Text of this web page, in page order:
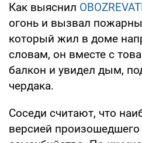
Как выяснил
огонь и вызвал
который жил в доме
словам, он вместе с
балкон и увидел дым,
чердака.
Соседи считают, что
версией произошедшего